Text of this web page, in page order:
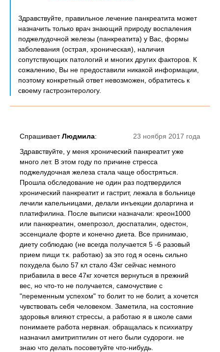
Здравствуйте, правильное лечение панкреатита может
назначить только врач знающий природу воспаления
поджелудочной железы (панкреатита) у Вас, формы
заболевания (острая, хроническая), наличия
сопутствующих патологий и многих других факторов. К
сожалению, Вы не предоставили никакой информации,
поэтому конкретный ответ невозможен, обратитесь к
своему гастроэнтерологу.
23 ноября 2017 года
СпрашиваетЛюдмила:
Здравствуйте, у меня хронический панкреатит уже
много лет. В этом году по причине стресса
поджелудочная железа стала чаще обостряться.
Прошла обследование не один раз подтвердился
хронический панкреатит и гастрит, лежала в больнице
лечили капельницами, делали инъекции доларгина и
платифилина. После выписки назначали: креон1000
или панккреатин, омепрозол, дюспаталин, одестон,
эссенциале форте и конечно диета. Все принимаю,
диету соблюдаю (не всегда получается 5 -6 разовый
прием пищи т.к. работаю) за это год я осень сильно
похудела было 57 кл стало 43кг сейчас немного
прибавила в весе 47кг хочется вернуться в прежний
вес, но что-то не получается, самочуствие с
"переменным успехом" то болит то не болит, а хочется
чувствовать себя человеком. Заметила, на состояние
здоровья влияют стрессы, а работаю я в школе сами
понимаете работа нервная. обращалась к психиатру
назначил амитриптилин от него были судороги. не
знаю что делать посоветуйте что-нибудь.